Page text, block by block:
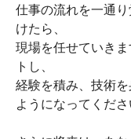
仕事の流れを一通
けたら、
現場を任せていき
トし、
経験を積み、技術
ようになってくださ